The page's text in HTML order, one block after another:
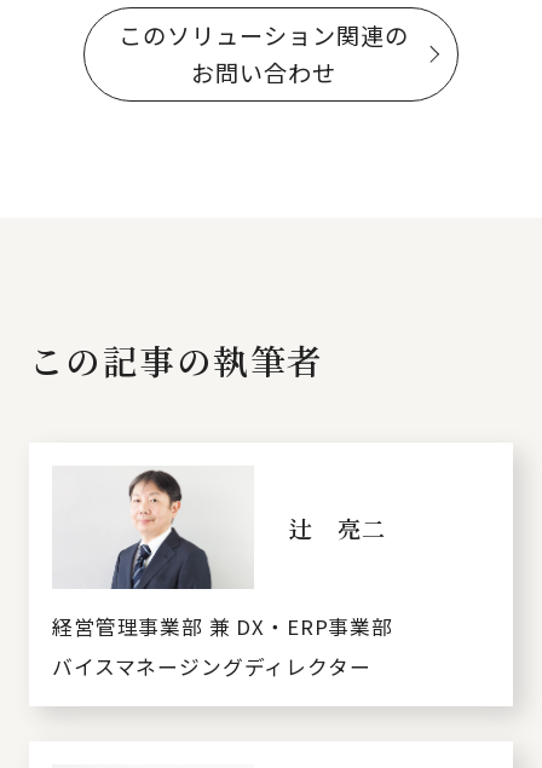
このソリューション関連の
お問い合わせ
この記事の執筆者
辻 亮二
経営管理事業部 兼 DX・ERP事業部
バイスマネージングディレクター